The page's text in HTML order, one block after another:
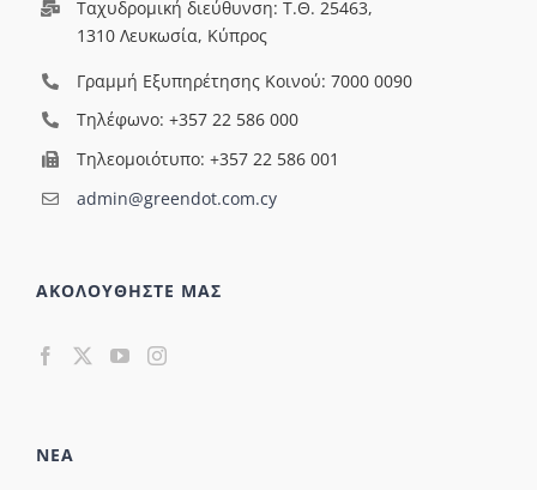
Ταχυδρομική διεύθυνση: Τ.Θ. 25463,
1310 Λευκωσία, Κύπρος
Γραμμή Εξυπηρέτησης Κοινού: 7000 0090
Τηλέφωνο: +357 22 586 000
Τηλεομοιότυπο: +357 22 586 001
admin@greendot.com.cy
ΑΚΟΛΟΥΘΗΣΤΕ ΜΑΣ
ΝΕΑ